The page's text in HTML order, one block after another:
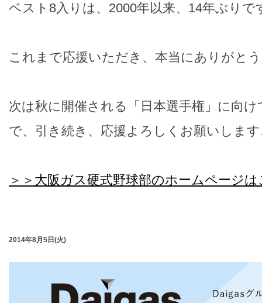
ベスト8入りは、2000年以来、14年ぶり
これまで応援いただき、本当にありがと
次は秋に開催される「日本選手権」に向
で、引き続き、応援よろしくお願いします
＞＞大阪ガス硬式野球部のホームページ
2014年8月5日(火)